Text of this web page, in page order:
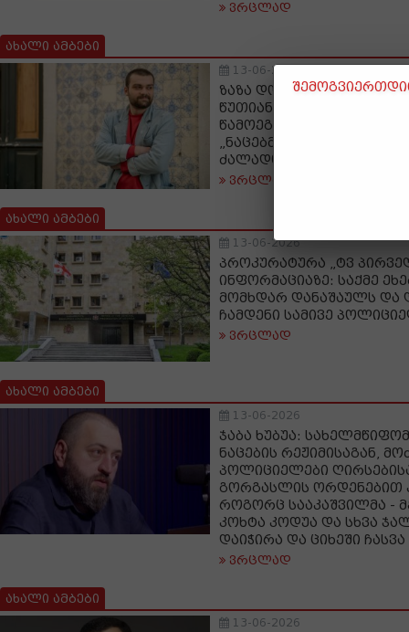
ვრცლად
ახალი ამბები
13-06-2026
ზაზა დობორჯგინიძე:
წუთიან მანიპულაციებს
წამოეგოთ რით ვერ
„ნაცებმა“ ხმა
ძალადობაზე
ვრცლად
ახალი ამბები
13-06-2026
პროკურატურა „ტვ
ინფორმაციაზე: საქმე
მომხდარ დანაშაულს და
ჩამდენი სამივე
ვრცლად
ახალი ამბები
13-06-2026
ჯაბა ხუბუა:
ნაცების რეჟიმისაგან,
პოლიციელები
გორგასლის ორდენებით
როგორც სააკაშვილმა -
კოხტა კოდუა და სხვა
დაიჭირა და ციხეში ჩასვა
ვრცლად
ახალი ამბები
13-06-2026